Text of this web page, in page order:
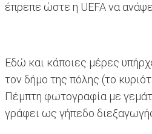
έπρεπε ώστε η UEFA να
Eδώ και κάποιες μέρες
τον δήμο της πόλης (το
Πέμπτη φωτογραφία με
γράφει ως γήπεδο